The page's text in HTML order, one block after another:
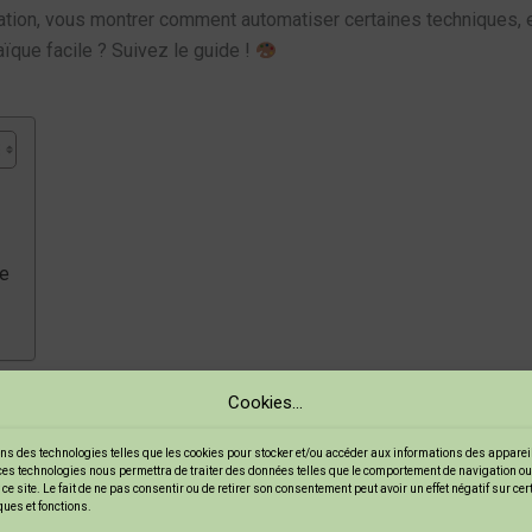
Cookies...
des technologies telles que les cookies pour stocker et/ou accéder aux informations des
technologies nous permettra de traiter des données telles que le comportement de navigation
site. Le fait de ne pas consentir ou de retirer son consentement peut avoir un effet négatif sur
et fonctions.
vous montrer comment automatiser certaines
facile ? Suivez le guide !
de créer de magnifiques œuvres en assemblant des
à tous, même si vous n’avez pas de compétences
uniques.